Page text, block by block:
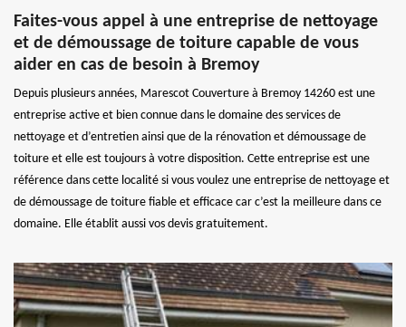
Faites-vous appel à une entreprise de nettoyage
et de démoussage de toiture capable de vous
aider en cas de besoin à Bremoy
Depuis plusieurs années, Marescot Couverture à Bremoy 14260 est une
entreprise active et bien connue dans le domaine des services de
nettoyage et d’entretien ainsi que de la rénovation et démoussage de
toiture et elle est toujours à votre disposition. Cette entreprise est une
référence dans cette localité si vous voulez une entreprise de nettoyage et
de démoussage de toiture fiable et efficace car c’est la meilleure dans ce
domaine. Elle établit aussi vos devis gratuitement.